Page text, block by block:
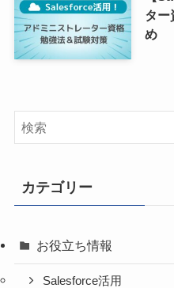
ター
め
カテゴリー
お役立ち情報
Salesforce活用